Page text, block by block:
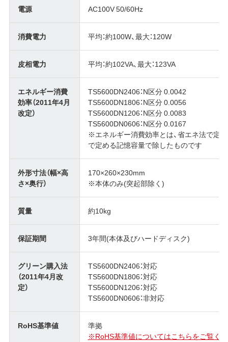
電源 AC100V 50/60Hz
消費電力 平均：約100W、最大：120W
皮相電力 平均：約102VA、最大：123VA
エネルギー消費
効率（2011年4月
改定）
TS5600DN2406：N区分 0.0042
TS5600DN1806：N区分 0.0056
TS5600DN1206：N区分 0.0083
TS5600DN0606：N区分 0.0167
※エネルギー消費効率とは、省エネ法で定
で定める記憶容量で除したものです
外形寸法（幅×高
さ×奥行）
170×260×230mm
※本体のみ(突起部除く)
質量 約10kg
保証期間 3年間(本体及びハードディスク)
グリーン購入法
（2011年4月改
定）
TS5600DN2406：対応
TS5600DN1806：対応
TS5600DN1206：対応
TS5600DN0606：非対応
RoHS基準値
準拠
※RoHS基準値についてはこちらをご覧く